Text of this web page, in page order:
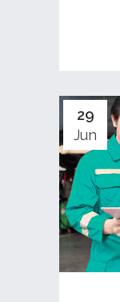
29
Jun